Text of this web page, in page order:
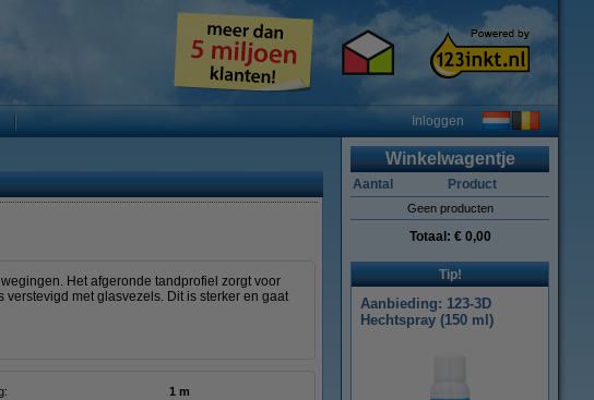
Inloggen
Het afgeronde tandprofiel zorgt voor
met glasvezels. Dit is sterker en gaat
1 m
Winkelwagentje
Aantal Product
Geen producten
Totaal: € 0,00
Tip!
Aanbieding: 123-3D
Hechtspray (150 ml)